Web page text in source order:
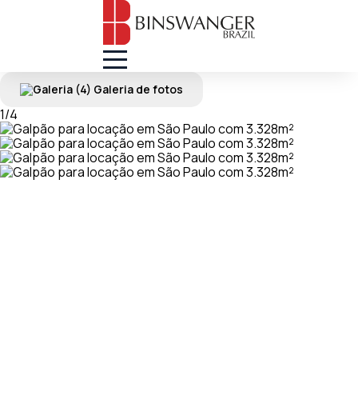
(4) Galeria de fotos
1/4